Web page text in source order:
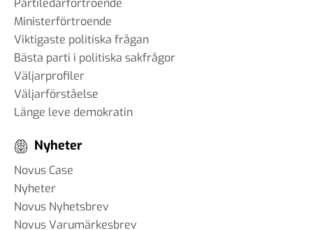
Partiledarförtroende
Ministerförtroende
Viktigaste politiska frågan
Bästa parti i politiska sakfrågor
Väljarprofiler
Väljarförståelse
Länge leve demokratin
Nyheter
Novus Case
Nyheter
Novus Nyhetsbrev
Novus Varumärkesbrev